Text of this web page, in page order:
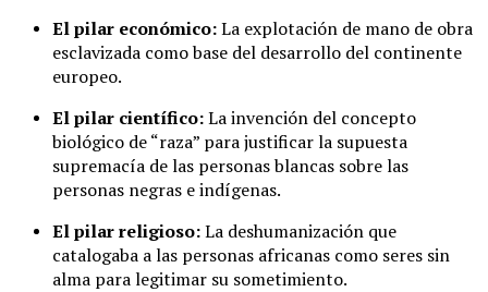
El pilar económico:La explotación de mano de obra
esclavizada como base del desarrollo del continente
europeo.
El pilar científico:La invención del concepto
biológico de “raza” para justificar la supuesta
supremacía de las personas blancas sobre las
personas negras e indígenas.
El pilar religioso:La deshumanización que
catalogaba a las personas africanas como seres sin
alma para legitimar su sometimiento.